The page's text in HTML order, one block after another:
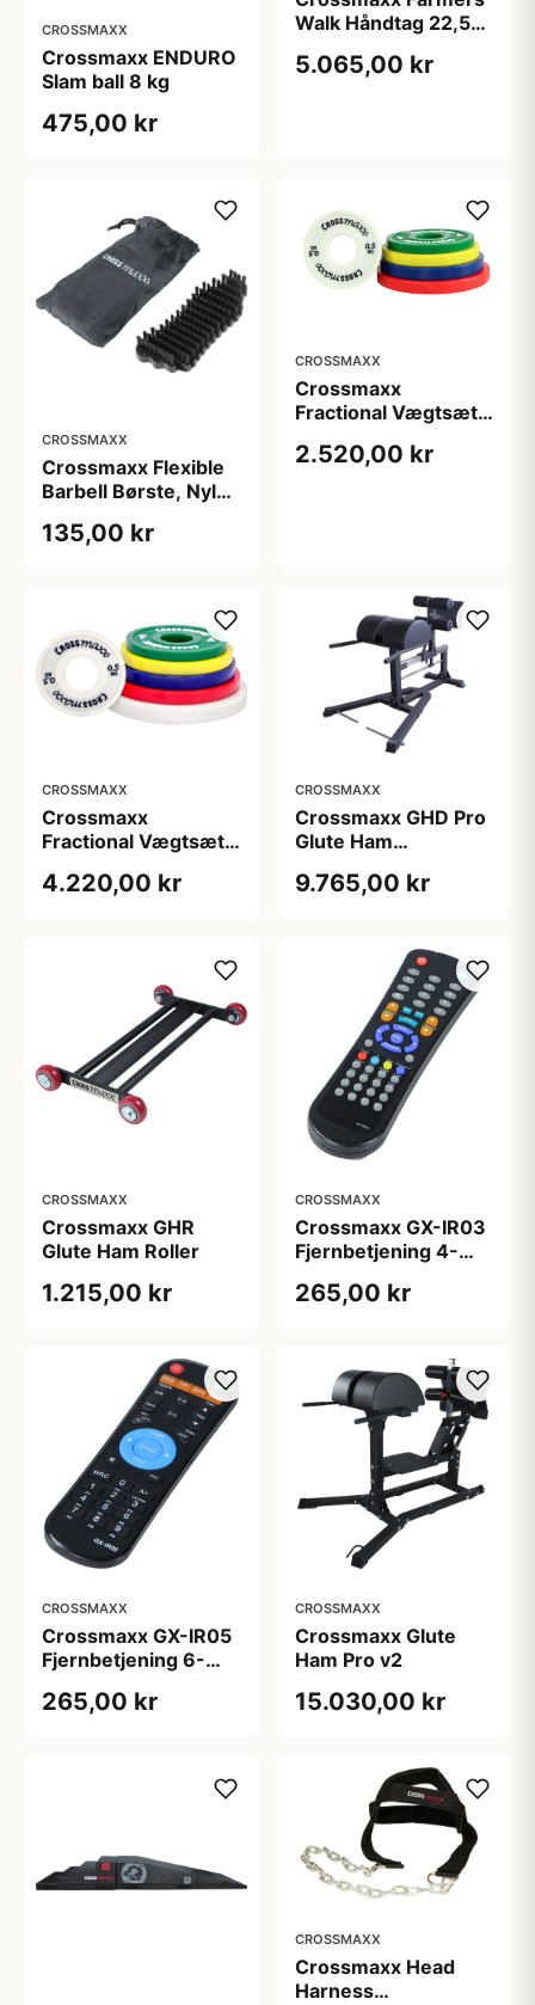
CROSSMAXX
Crossmaxx ENDURO
Slam ball 8 kg
475,00 kr
Walk Håndtag 22,5
5.065,00 kr
CROSSMAXX
Crossmaxx Flexible
Barbell Børste, Nylon
knurling på
135,00 kr
CROSSMAXX
Crossmaxx
Fractional Vægtsæt
2.520,00 kr
CROSSMAXX
Crossmaxx
Fractional Vægtsæt
4.220,00 kr
CROSSMAXX
Crossmaxx GHD Pro
Glute Ham
150×97×105 cm
9.765,00 kr
CROSSMAXX
Crossmaxx GHR
Glute Ham Roller
1.215,00 kr
CROSSMAXX
Crossmaxx GX-IR03
Fjernbetjening 4-
265,00 kr
CROSSMAXX
Crossmaxx GX-IR05
Fjernbetjening 6-
265,00 kr
CROSSMAXX
Crossmaxx Glute
Ham Pro v2
15.030,00 kr
CROSSMAXX
Crossmaxx Head
Harness